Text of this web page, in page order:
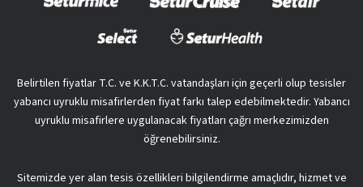
Belirtilen fiyatlar T.C. ve K.K.T.C. vatandaşları için geçerli olup tesisler
yabancı uyruklu misafirlerden fiyat farkı talep edebilmektedir. Yabancı
uyruklu misafirlere uygulanacak fiyatları çağrı merkezimizden
öğrenebilirsiniz.
Sitemizde yer alan tesis özellikleri bilgilendirme amaçlıdır, hizmet ve